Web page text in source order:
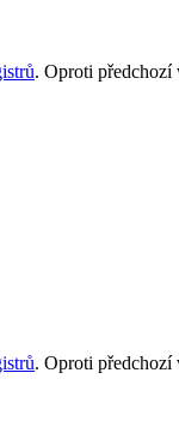
. Oproti předchozí
. Oproti předchozí